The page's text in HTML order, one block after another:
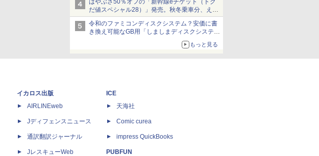
はやぶさ50％オフの「新幹線eチケット（トク
だ値スペシャル28）」発売。秋冬乗車分、えき
ねっと限定
令和のファミコンディスクシステム？安価に書
き換え可能なGB用「しましまディスクシステ
もっと見る
イカロス出版
AIRLINEweb
Jディフェンスニュース
通訳翻訳ジャーナル
JレスキューWeb
ICE
天海社
Comic curea
impress QuickBooks
PUBFUN